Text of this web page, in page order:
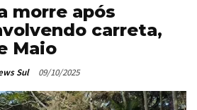
morre após
carreta,
Maio
Sul 09/10/2025